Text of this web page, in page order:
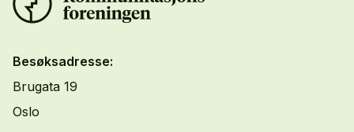
Besøksadresse:
Brugata 19
Oslo